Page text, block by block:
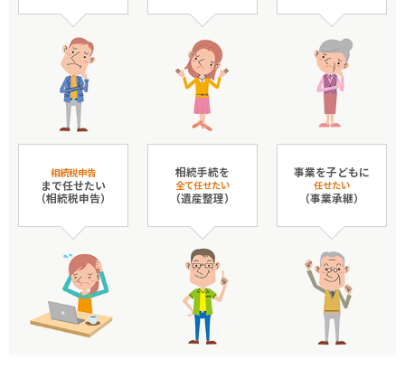
相続税申告
まで任せたい
（相続税申告）
相続手続を
全て任せたい
（遺産整理）
事業を子どもに
任せたい
（事業承継）